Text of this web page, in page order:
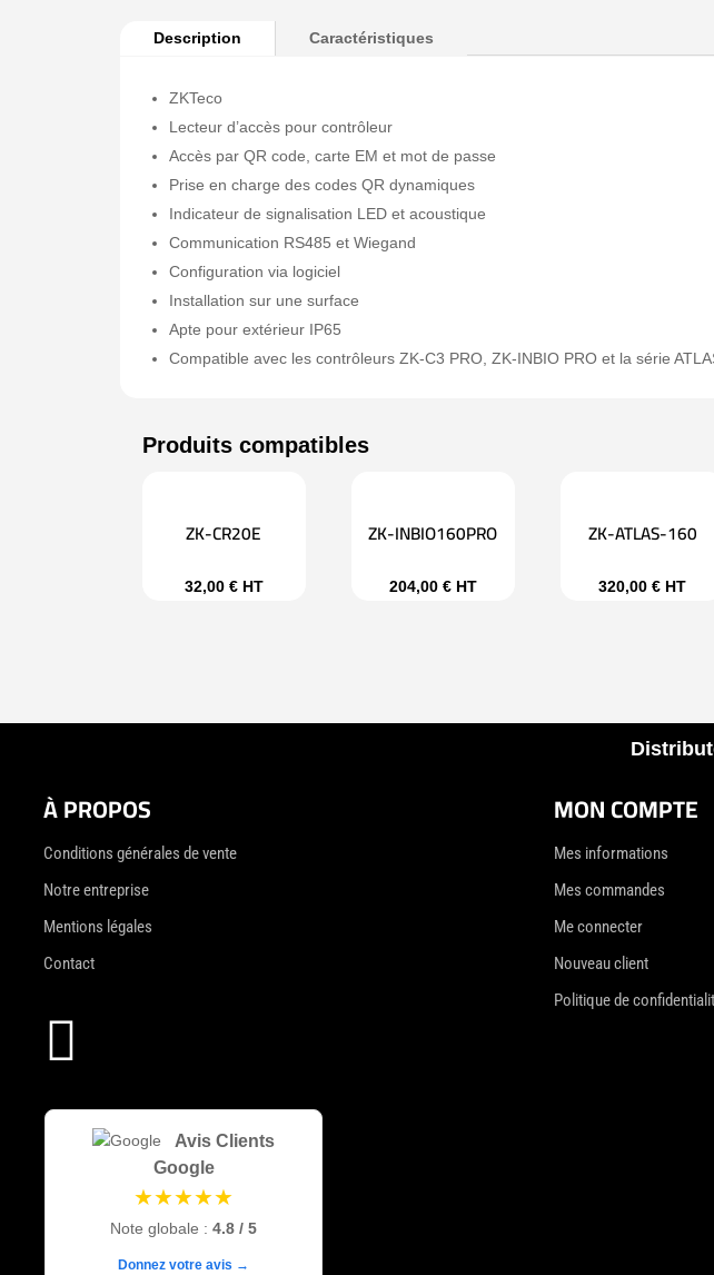
Description Caractéristiques
ZKTeco
Lecteur d’accès pour contrôleur
Accès par QR code, carte EM et mot de passe
Prise en charge des codes QR dynamiques
Indicateur de signalisation LED et acoustique
Communication RS485 et Wiegand
Configuration via logiciel
Installation sur une surface
Apte pour extérieur IP65
Compatible avec les contrôleurs ZK-C3 PRO, ZK-INBIO PRO et la série
ZK-CR20E
32,00 € HT
ZK-INBIO160PRO
204,00 € HT
ZK-ATLAS-160
320,00€ HT
À PROPOS
Conditions générales de vente
Notre entreprise
Mentions légales
Contact

Avis Clients
Google
★★★★★
Note globale : 4.8 / 5
Donnez votre avis →
MON COMPTE
Mes informations
Mes commandes
Me connecter
Nouveau client
Politique de